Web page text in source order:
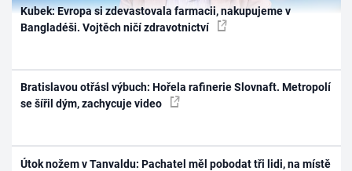
Kubek: Evropa si zdevastovala farmacii, nakupujeme v
Bangladéši. Vojtěch ničí zdravotnictví
Bratislavou otřásl výbuch: Hořela rafinerie Slovnaft. Metropolí
se šířil dým, zachycuje video
Útok nožem v Tanvaldu: Pachatel měl pobodat tři lidi, na místě